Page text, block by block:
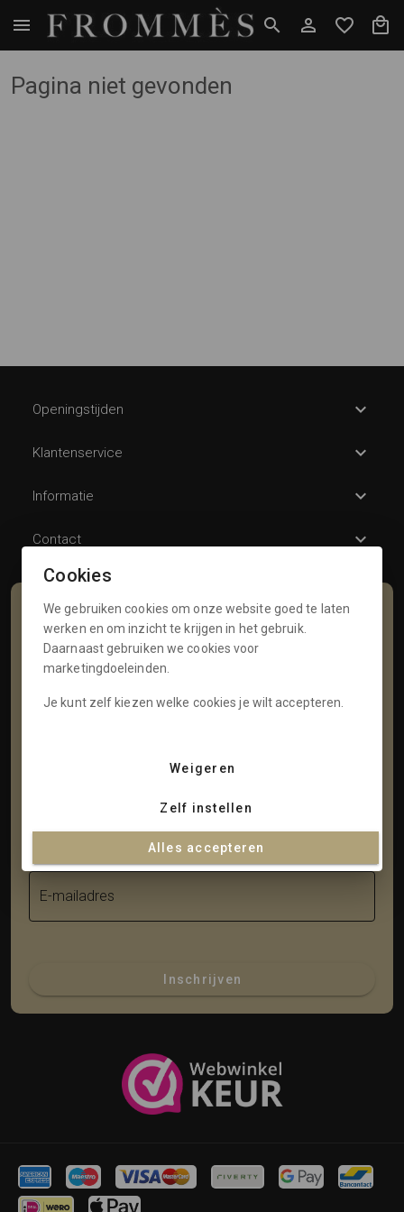
Pagina niet gevonden
Openingstijden
Klantenservice
Informatie
Contact
Schrijf je in voor onze nieuwsbrief
Voornaam
E-mailadres
Inschrijven
Cookies
We gebruiken cookies om onze website goed te laten
werken en om inzicht te krijgen in het gebruik.
Daarnaast gebruiken we cookies voor
marketingdoeleinden.
Je kunt zelf kiezen welke cookies je wilt accepteren.
Weigeren
Zelf instellen
Alles accepteren